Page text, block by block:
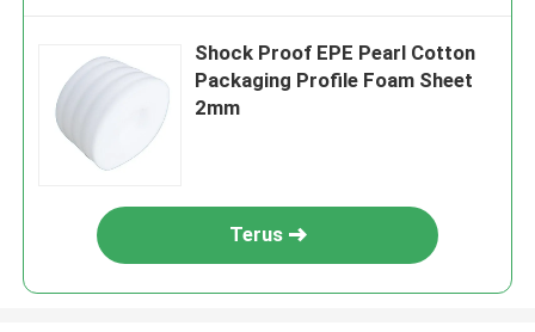
Shock Proof EPE Pearl Cotton
Packaging Profile Foam Sheet
2mm
Terus